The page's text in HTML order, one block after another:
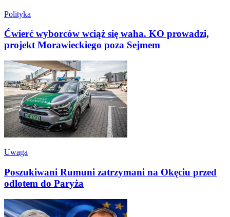
Polityka
Ćwierć wyborców wciąż się waha. KO prowadzi,
projekt Morawieckiego poza Sejmem
Uwaga
Poszukiwani Rumuni zatrzymani na Okęciu przed
odlotem do Paryża